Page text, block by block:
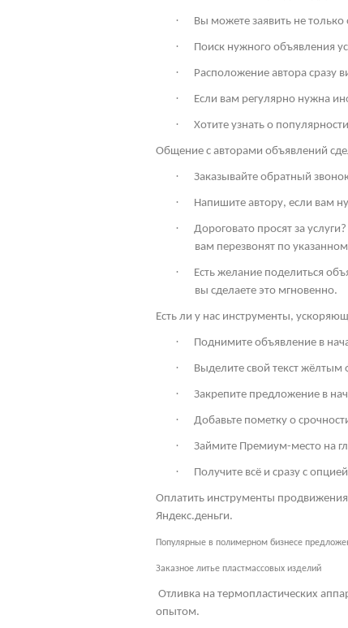
· Вы можете заявить не
· Поиск нужного объявления
· Расположение автора сразу
· Если вам регулярно нужна
· Хотите узнать о
Общение с авторами объявлений
· Заказывайте обратный
· Напишите автору, если вам
·
Дороговато просят за
вам перезвонят по
·
Есть желание поделиться
вы сделаете это мгновенно.
Есть ли у нас инструменты,
· Поднимите объявление в
· Выделите свой текст
· Закрепите предложение в
· Добавьте пометку о
· Займите Премиум-место на
· Получите всё и сразу с
Оплатить инструменты
Яндекс.деньги.
Популярные в полимерном бизнесе
Заказное литье пластмассовых изделий
Отливка на термопластических
опытом.